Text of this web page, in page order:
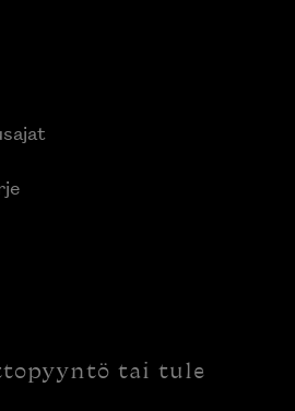
tai tule